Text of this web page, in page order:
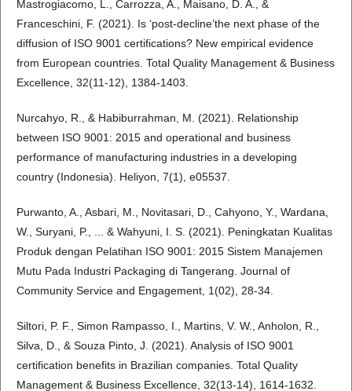
Mastrogiacomo, L., Carrozza, A., Maisano, D. A., &
Franceschini, F. (2021). Is ‘post-decline’the next phase of the
diffusion of ISO 9001 certifications? New empirical evidence
from European countries. Total Quality Management & Business
Excellence, 32(11-12), 1384-1403.
Nurcahyo, R., & Habiburrahman, M. (2021). Relationship
between ISO 9001: 2015 and operational and business
performance of manufacturing industries in a developing
country (Indonesia). Heliyon, 7(1), e05537.
Purwanto, A., Asbari, M., Novitasari, D., Cahyono, Y., Wardana,
W., Suryani, P., ... & Wahyuni, I. S. (2021). Peningkatan Kualitas
Produk dengan Pelatihan ISO 9001: 2015 Sistem Manajemen
Mutu Pada Industri Packaging di Tangerang. Journal of
Community Service and Engagement, 1(02), 28-34.
Siltori, P. F., Simon Rampasso, I., Martins, V. W., Anholon, R.,
Silva, D., & Souza Pinto, J. (2021). Analysis of ISO 9001
certification benefits in Brazilian companies. Total Quality
Management & Business Excellence, 32(13-14), 1614-1632.